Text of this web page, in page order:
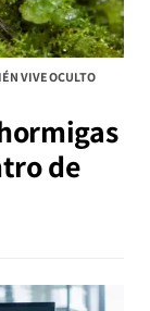
VIVE OCULTO
de